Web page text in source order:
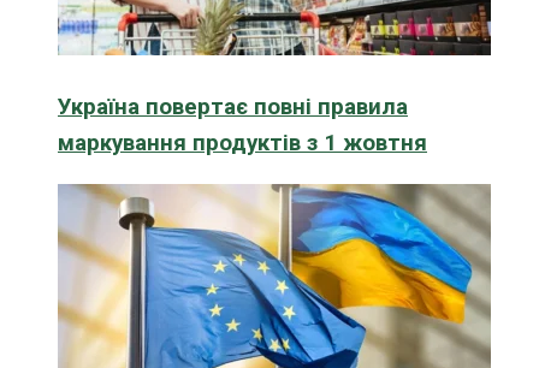
Україна повертає повні правила
маркування продуктів з 1 жовтня